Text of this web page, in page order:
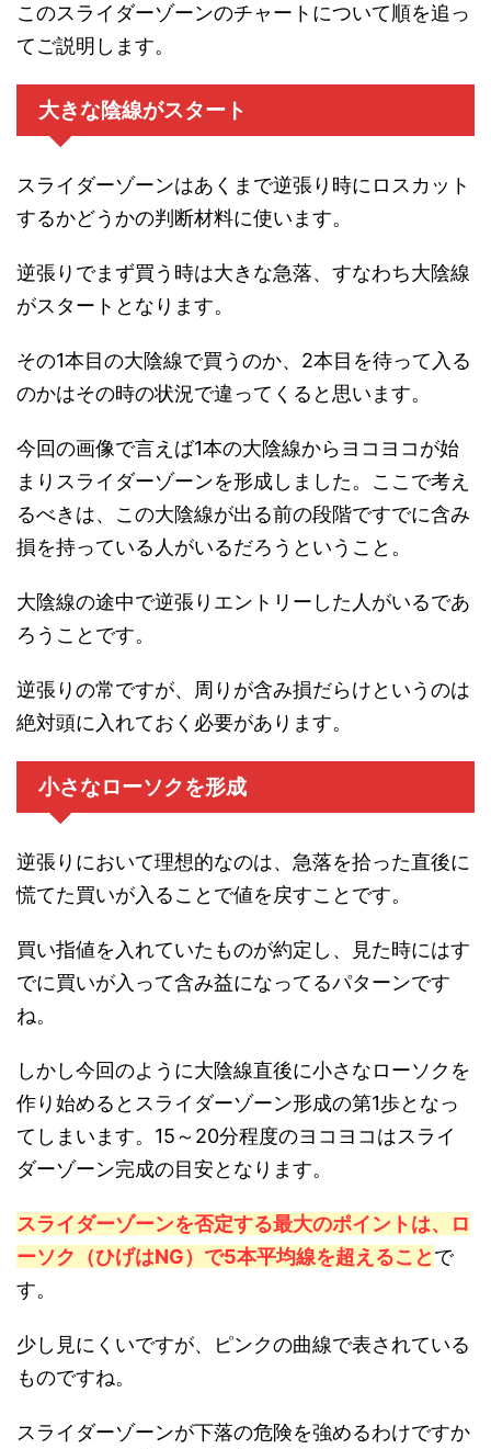
このスライダーゾーンのチャートについて順を追っ
てご説明します。
大きな陰線がスタート
スライダーゾーンはあくまで逆張り時にロスカット
するかどうかの判断材料に使います。
逆張りでまず買う時は大きな急落、すなわち大陰線
がスタートとなります。
その1本目の大陰線で買うのか、2本目を待って入る
のかはその時の状況で違ってくると思います。
今回の画像で言えば1本の大陰線からヨコヨコが始
まりスライダーゾーンを形成しました。ここで考え
るべきは、この大陰線が出る前の段階ですでに含み
損を持っている人がいるだろうということ。
大陰線の途中で逆張りエントリーした人がいるであ
ろうことです。
逆張りの常ですが、周りが含み損だらけというのは
絶対頭に入れておく必要があります。
小さなローソクを形成
逆張りにおいて理想的なのは、急落を拾った直後に
慌てた買いが入ることで値を戻すことです。
買い指値を入れていたものが約定し、見た時にはす
でに買いが入って含み益になってるパターンです
ね。
しかし今回のように大陰線直後に小さなローソクを
作り始めるとスライダーゾーン形成の第1歩となっ
てしまいます。15～20分程度のヨコヨコはスライ
ダーゾーン完成の目安となります。
スライダーゾーンを否定する最大のポイントは、ロ
ーソク（ひげはNG）で5本平均線を超えることで
す。
少し見にくいですが、ピンクの曲線で表されている
ものですね。
スライダーゾーンが下落の危険を強めるわけですか